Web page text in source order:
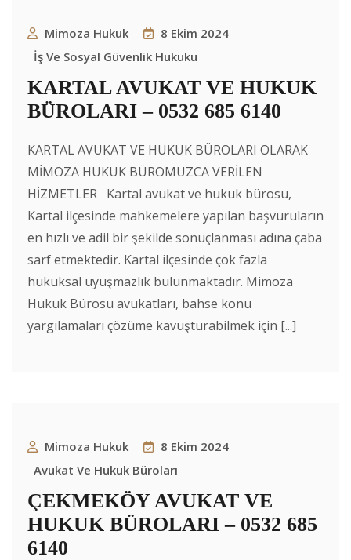
Mimoza Hukuk
8 Ekim 2024
İş Ve Sosyal Güvenlik Hukuku
KARTAL AVUKAT VE HUKUK
BÜROLARI – 0532 685 6140
KARTAL AVUKAT VE HUKUK BÜROLARI OLARAK
MİMOZA HUKUK BÜROMUZCA VERİLEN
HİZMETLER Kartal avukat ve hukuk bürosu,
Kartal ilçesinde mahkemelere yapılan başvuruların
en hızlı ve adil bir şekilde sonuçlanması adına çaba
sarf etmektedir. Kartal ilçesinde çok fazla
hukuksal uyuşmazlık bulunmaktadır. Mimoza
Hukuk Bürosu avukatları, bahse konu
yargılamaları çözüme kavuşturabilmek için [...]
Mimoza Hukuk
8 Ekim 2024
Avukat Ve Hukuk Büroları
ÇEKMEKÖY AVUKAT VE
HUKUK BÜROLARI – 0532 685
6140